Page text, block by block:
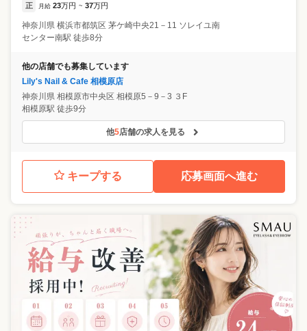
正 月給 23万円 ~ 37万円
神奈川県 横浜市都筑区 茅ケ崎中央21－11 ソレイユ南
センター南駅 徒歩8分
他の店舗でも募集しています
Lily's Nail & Cafe 相模原店
神奈川県 相模原市中央区 相模原5－9－3 ３F
相模原駅 徒歩9分
他5店舗の求人を見る
キープする 応募画面へ進む